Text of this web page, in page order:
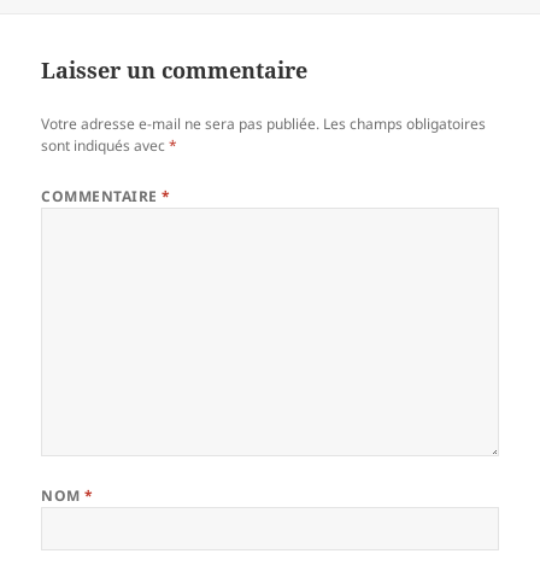
Laisser un commentaire
Votre adresse e-mail ne sera pas publiée. Les champs obligatoires
sont indiqués avec*
COMMENTAIRE*
NOM*